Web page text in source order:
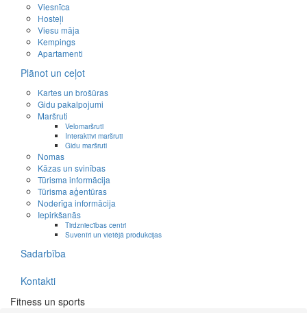
Viesnīca
Hosteļi
Viesu māja
Kempings
Apartamenti
Plānot un ceļot
Kartes un brošūras
Gidu pakalpojumi
Maršruti
Velomaršruti
Interaktīvi maršruti
Gidu maršruti
Nomas
Kāzas un svinības
Tūrisma informācija
Tūrisma aģentūras
Noderīga informācija
Iepirkšanās
Tirdzniecības centri
Suvenīri un vietējā produkcijas
Sadarbība
Kontakti
Fitness un sports